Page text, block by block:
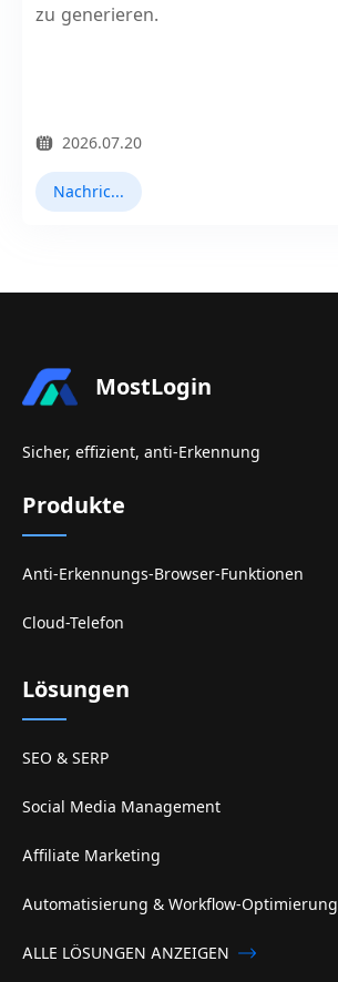
zu generieren.
2026.07.20
Nachrichten
MostLogin
Sicher, effizient, anti-Erkennung
Produkte
Anti-Erkennungs-Browser-Funktionen
Cloud-Telefon
Lösungen
SEO & SERP
Social Media Management
Affiliate Marketing
Automatisierung & Workflow-Optimierung
ALLE LÖSUNGEN ANZEIGEN